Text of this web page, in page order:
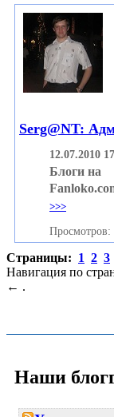
Serg@NT:
12.07.2010
Блоги на
>>>
Страницы: 1 2 3
Навигация по
← .
Наши